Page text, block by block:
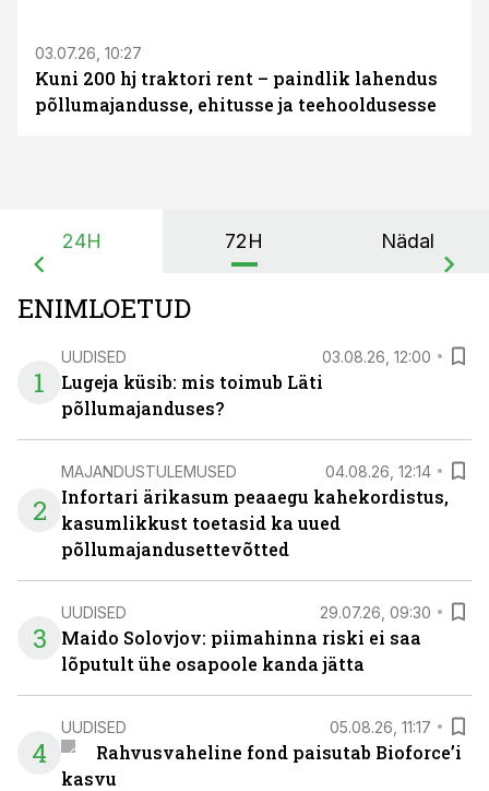
03.07.26, 10:27
Kuni 200 hj traktori rent – paindlik lahendus
põllumajandusse, ehitusse ja teehooldusesse
24H 72H Nädal
ENIMLOETUD
1
UUDISED 03.08.26, 12:00
Lugeja küsib: mis toimub Läti
põllumajanduses?
2
MAJANDUSTULEMUSED 04.08.26, 12:14
Infortari ärikasum peaaegu kahekordistus,
kasumlikkust toetasid ka uued
põllumajandusettevõtted
3
UUDISED 29.07.26, 09:30
Maido Solovjov: piimahinna riski ei saa
lõputult ühe osapoole kanda jätta
4
UUDISED 05.08.26, 11:17
Rahvusvaheline fond paisutab Bioforce’i
kasvu